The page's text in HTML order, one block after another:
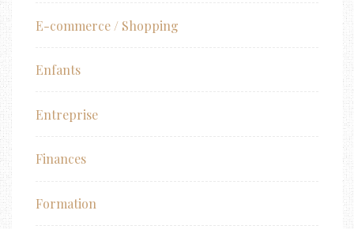
E-commerce / Shopping
Enfants
Entreprise
Finances
Formation